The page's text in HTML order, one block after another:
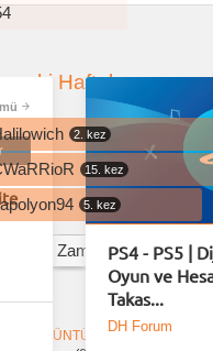
Haftalar
2. kez
15. kez
5. kez
Tüm Zamanların En İyi
GÖRÜNTÜLEMELER
PS4 - PS5 |
Oyun ve
Takas...
DH Forum